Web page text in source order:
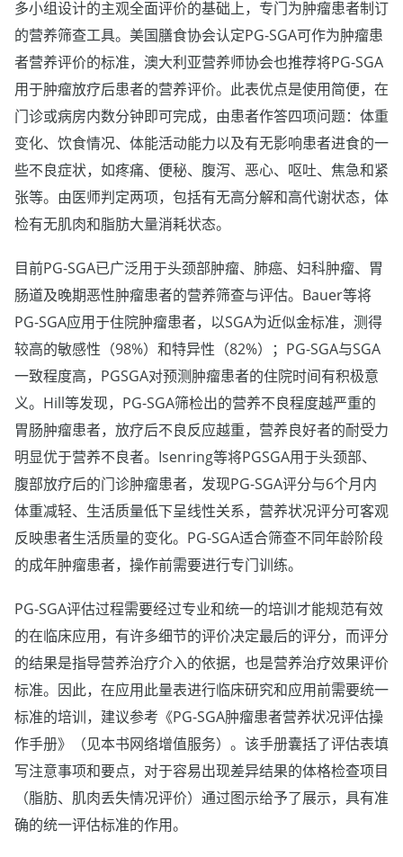
多小组设计的主观全面评价的基础上，专门为肿瘤患者制订
的营养筛查工具。美国膳食协会认定PG-SGA可作为肿瘤患
者营养评价的标准，澳大利亚营养师协会也推荐将PG-SGA
用于肿瘤放疗后患者的营养评价。此表优点是使用简便，在
门诊或病房内数分钟即可完成，由患者作答四项问题：体重
变化、饮食情况、体能活动能力以及有无影响患者进食的一
些不良症状，如疼痛、便秘、腹泻、恶心、呕吐、焦急和紧
张等。由医师判定两项，包括有无高分解和高代谢状态，体
检有无肌肉和脂肪大量消耗状态。
目前PG-SGA已广泛用于头颈部肿瘤、肺癌、妇科肿瘤、胃
肠道及晚期恶性肿瘤患者的营养筛查与评估。Bauer等将
PG-SGA应用于住院肿瘤患者，以SGA为近似金标准，测得
较高的敏感性（98%）和特异性（82%）；PG-SGA与SGA
一致程度高，PGSGA对预测肿瘤患者的住院时间有积极意
义。Hill等发现，PG-SGA筛检出的营养不良程度越严重的
胃肠肿瘤患者，放疗后不良反应越重，营养良好者的耐受力
明显优于营养不良者。Isenring等将PGSGA用于头颈部、
腹部放疗后的门诊肿瘤患者，发现PG-SGA评分与6个月内
体重减轻、生活质量低下呈线性关系，营养状况评分可客观
反映患者生活质量的变化。PG-SGA适合筛查不同年龄阶段
的成年肿瘤患者，操作前需要进行专门训练。
PG-SGA评估过程需要经过专业和统一的培训才能规范有效
的在临床应用，有许多细节的评价决定最后的评分，而评分
的结果是指导营养治疗介入的依据，也是营养治疗效果评价
标准。因此，在应用此量表进行临床研究和应用前需要统一
标准的培训，建议参考《PG-SGA肿瘤患者营养状况评估操
作手册》（见本书网络增值服务）。该手册囊括了评估表填
写注意事项和要点，对于容易出现差异结果的体格检查项目
（脂肪、肌肉丢失情况评价）通过图示给予了展示，具有准
确的统一评估标准的作用。